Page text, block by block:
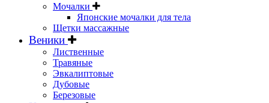
Мочалки
Японские мочалки для тела
Щетки массажные
Веники
Лиственные
Травяные
Эвкалиптовые
Дубовые
Березовые